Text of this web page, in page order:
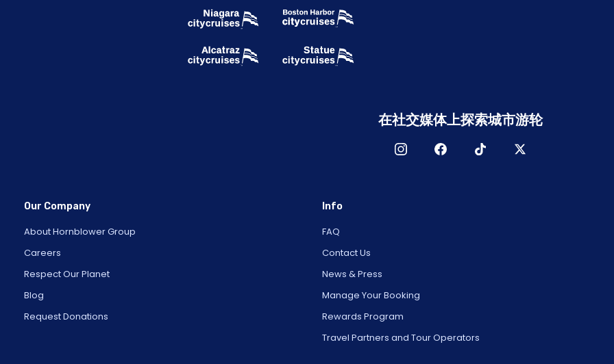
在社交媒体上探索城市游轮
Our Company
About Hornblower Group
Careers
Respect Our Planet
Blog
Request Donations
Info
FAQ
Contact Us
News & Press
Manage Your Booking
Rewards Program
Travel Partners and Tour Operators